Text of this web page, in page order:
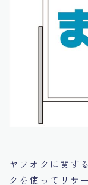
ヤフオクに関す
クを使ってリサ